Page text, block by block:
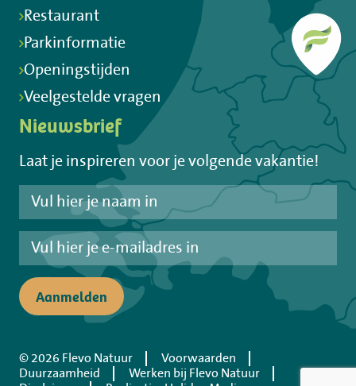
Restaurant
Parkinformatie
Openingstijden
Veelgestelde vragen
Nieuwsbrief
Laat je inspireren voor je volgende vakantie!
Aanmelden
© 2026 Flevo Natuur
Voorwaarden
Duurzaamheid
Werken bij Flevo Natuur